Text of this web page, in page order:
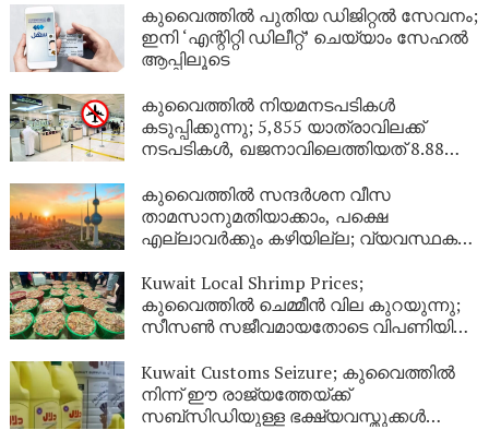
കുവൈത്തിൽ പുതിയ ഡിജിറ്റൽ സേവനം;
ഇനി ‘എന്റിറ്റി ഡിലീറ്റ്’ ചെയ്യാം സേഹൽ
ആപ്പിലൂടെ
കുവൈത്തിൽ നിയമനടപടികൾ
കടുപ്പിക്കുന്നു; 5,855 യാത്രാവിലക്ക്
നടപടികൾ, ഖജനാവിലെത്തിയത് 8.88
കുവൈത്തിൽ സന്ദർശന വീസ
താമസാനുമതിയാക്കാം, പക്ഷെ
എല്ലാവർക്കും കഴിയില്ല; വ്യവസ്ഥകൾ
Kuwait Local Shrimp Prices;
കുവൈത്തിൽ ചെമ്മീൻ വില കുറയുന്നു;
സീസൺ സജീവമായതോടെ വിപണിയിൽ
Kuwait Customs Seizure; കുവൈത്തിൽ
നിന്ന് ഈ രാജ്യത്തേയ്ക്ക്
സബ്സിഡിയുള്ള ഭക്ഷ്യവസ്തുക്കൾ